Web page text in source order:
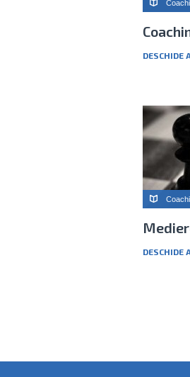
DESCHIDE
DESCHIDE